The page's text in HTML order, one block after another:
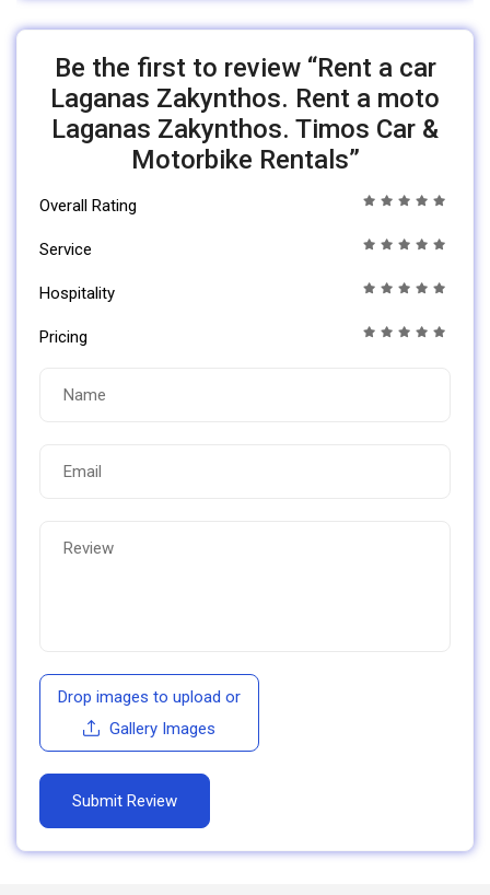
Be the first to review “Rent a car
Laganas Zakynthos. Rent a moto
Laganas Zakynthos. Timos Car &
Motorbike Rentals”
Overall Rating
Service
Hospitality
Pricing
Drop images to upload or
Gallery Images